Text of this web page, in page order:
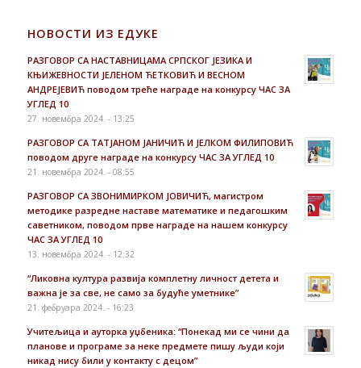
НОВОСТИ ИЗ ЕДУКЕ
РАЗГОВОР СА НАСТАВНИЦАМА СРПСКОГ ЈЕЗИКА И
КЊИЖЕВНОСТИ ЈЕЛЕНОМ ЋЕТКОВИЋ И ВЕСНОМ
АНДРЕЈЕВИЋ поводом треће награде на конкурсу ЧАС ЗА
УГЛЕД 10
27. новембра 2024. - 13:25
РАЗГОВОР СА ТАТЈАНОМ ЈАНИЧИЋ И ЈЕЛКОМ ФИЛИПОВИЋ
поводом друге награде на конкурсу ЧАС ЗА УГЛЕД 10
21. новембра 2024. - 08:55
РАЗГОВОР СА ЗВОНИМИРКОМ ЈОВИЧИЋ, магистром
методике разредне наставе математике и педагошким
саветником, поводом прве награде на нашем конкурсу
ЧАС ЗА УГЛЕД 10
13. новембра 2024. - 12:32
“Ликовна култура развија комплетну личност детета и
важна је за све, не само за будуће уметнике”
21. фебруара 2024. - 16:23
Учитељица и ауторка уџбеника: “Понекад ми се чини да
планове и програме за неке предмете пишу људи који
никад нису били у контакту с децом”